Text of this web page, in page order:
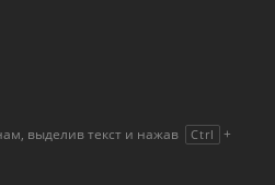
выделив текст и нажав Ctrl +